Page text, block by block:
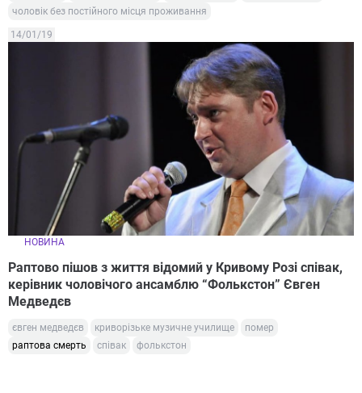
чоловік без постійного місця проживання
14/01/19
НОВИНА
Раптово пішов з життя відомий у Кривому Розі співак,
керівник чоловічого ансамблю “Фолькстон” Євген
Медведєв
євген медведєв криворізьке музичне училище
помер
раптова смерть
співак фолькстон